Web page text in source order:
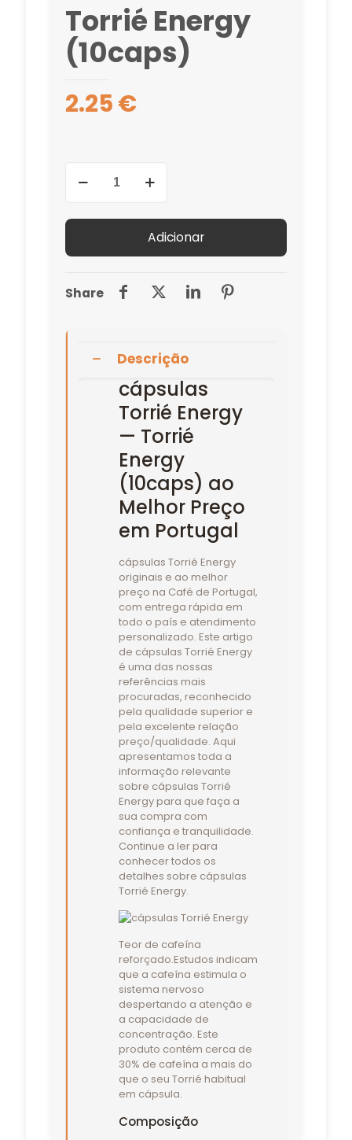
Torrié Energy
(10caps)
2.25€
Quantidade
Torrié
(10caps)
Adicionar
Share
Descrição
cápsulas
Torrié Energy
— Torrié
Energy
(10caps) ao
Melhor Preço
em Portugal
cápsulas Torrié Energy
originais e ao melhor
preço na Café de Portugal,
com entrega rápida em
todo o país e atendimento
personalizado. Este artigo
de cápsulas Torrié Energy
é uma das nossas
referências mais
procuradas, reconhecido
pela qualidade superior e
pela excelente relação
preço/qualidade. Aqui
apresentamos toda a
informação relevante
sobre cápsulas Torrié
Energy para que faça a
sua compra com
confiança e tranquilidade.
Continue a ler para
conhecer todos os
detalhes sobre cápsulas
Torrié Energy.
Teor de cafeína
reforçado.Estudos indicam
que a cafeína estimula o
sistema nervoso
despertando a atenção e
a capacidade de
concentração. Este
produto contém cerca de
30% de cafeína a mais do
que o seu Torrié habitual
em cápsula.
Composição